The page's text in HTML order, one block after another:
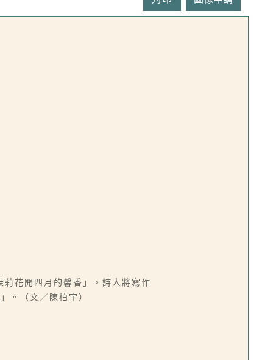
花開四月的馨香」。詩人將寫作
。（文／陳柏宇）